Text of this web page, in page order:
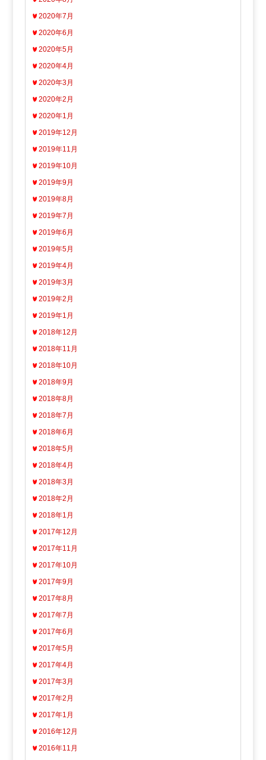
2020年7月
2020年6月
2020年5月
2020年4月
2020年3月
2020年2月
2020年1月
2019年12月
2019年11月
2019年10月
2019年9月
2019年8月
2019年7月
2019年6月
2019年5月
2019年4月
2019年3月
2019年2月
2019年1月
2018年12月
2018年11月
2018年10月
2018年9月
2018年8月
2018年7月
2018年6月
2018年5月
2018年4月
2018年3月
2018年2月
2018年1月
2017年12月
2017年11月
2017年10月
2017年9月
2017年8月
2017年7月
2017年6月
2017年5月
2017年4月
2017年3月
2017年2月
2017年1月
2016年12月
2016年11月